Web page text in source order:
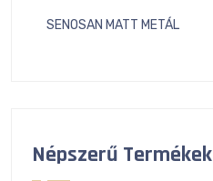
SENOSAN MATT METÁL
Népszerű Termékek